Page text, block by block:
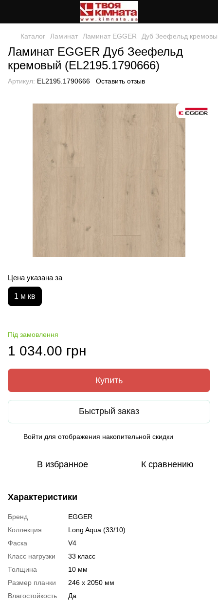
Каталог Ламинат Ламинат EGGER Дуб Зеефельд
Ламинат EGGER Дуб Зеефельд
кремовый (EL2195.1790666)
Артикул: EL2195.1790666 Оставить отзыв
Цена указана за
1 м кв
Під замовлення
1 034.00 грн
Купить
Быстрый заказ
Войти для отображения накопительной скидки
В избранное К сравнению
Характеристики
Бренд
EGGER
Коллекция
Long Aqua (33/10)
Фаска
V4
Класс нагрузки
33 класс
Толщина
10 мм
Размер планки
246 x 2050 мм
Влагостойкость
Да